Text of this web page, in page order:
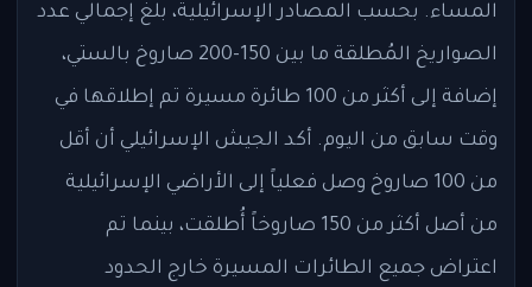
المساء. بحسب المصادر الإسرائيلية، بلغ إجمالي عدد
الصواريخ المُطلقة ما بين 150-200 صاروخ بالستي،
إضافة إلى أكثر من 100 طائرة مسيرة تم إطلاقها في
وقت سابق من اليوم. أكد الجيش الإسرائيلي أن أقل
من 100 صاروخ وصل فعلياً إلى الأراضي الإسرائيلية
من أصل أكثر من 150 صاروخاً أُطلقت، بينما تم
اعتراض جميع الطائرات المسيرة خارج الحدود